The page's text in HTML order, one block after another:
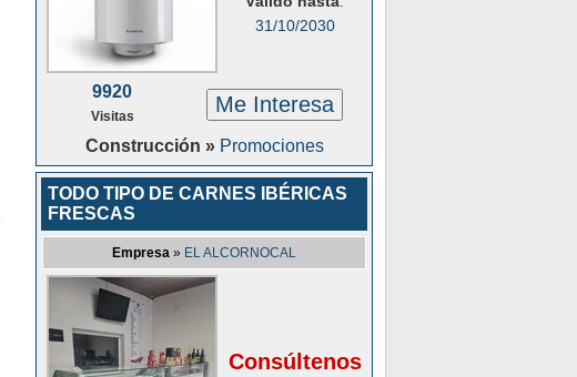
31/10/2030
9920
Visitas Me Interesa
Construcción » Promociones
TODO TIPO DE CARNES IBÉRICAS
FRESCAS
Empresa » EL ALCORNOCAL
Consúltenos